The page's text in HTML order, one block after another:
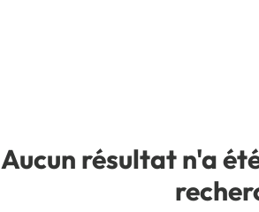
Aucun résultat n'a